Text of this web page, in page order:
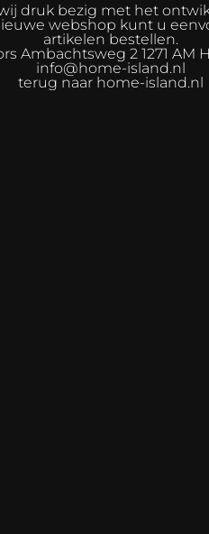
druk bezig met het
webshop kunt u
artikelen bestellen.
Ambachtsweg 2 1271 AM
info@home-island.nl
terug naar home-island.nl